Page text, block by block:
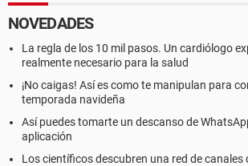
NOVEDADES
La regla de los 10 mil pasos. Un cardiólogo
realmente necesario para la salud
¡No caigas! Así es como te manipulan para
temporada navideña
Así puedes tomarte un descanso de
aplicación
Los científicos descubren una red de canales